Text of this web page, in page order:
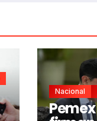
Nacional